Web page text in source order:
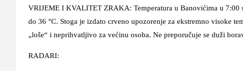
VRIJEME I KVALITET ZRAKA: Temperatura u Banovićima u 7:00
do 36 °C. Stoga je izdato crveno upozorenje za ekstremno visoke
„loše“ i neprihvatljivo za većinu osoba. Ne preporučuje se duži
RADARI: